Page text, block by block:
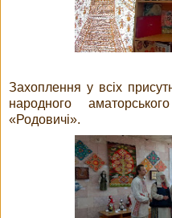
Захоплення у всіх
народного
«Родовичі».